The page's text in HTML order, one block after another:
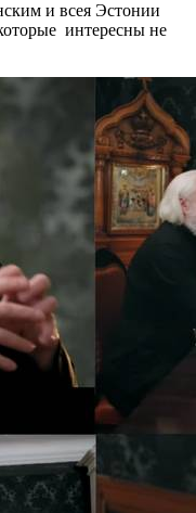
и всея Эстонии
интересны не